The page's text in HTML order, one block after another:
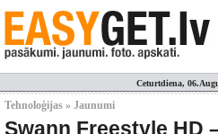
Ceturtdiena,
Tehnoloģijas » Jaunumi
Swann Freestyle HD